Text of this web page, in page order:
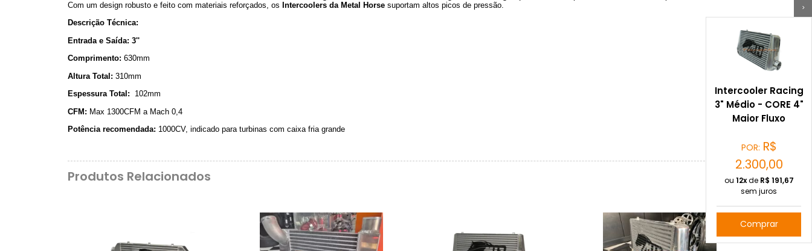
>
Intercooler Racing
3" Médio - CORE 4"
Maior Fluxo
POR: R$
2.300,00
ou 12xde R$ 191,67
sem juros
Comprar
Com um design robusto e feito com materiais reforçados, os Intercoolers da Metal Horse suportam altos picos de pressão.
Descrição Técnica:
Entrada e Saída: 3''
Comprimento: 630mm
Altura Total: 310mm
Espessura Total:
102mm
CFM: Max 1300CFM a Mach 0,4
Potência recomendada: 1000CV, indicado para turbinas com caixa fria grande
Produtos Relacionados